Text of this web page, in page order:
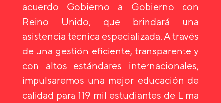
acuerdo Gobierno a Gobierno con
Reino Unido, que brindará una
asistencia técnica especializada. A través
de una gestión eficiente, transparente y
con altos estándares internacionales,
impulsaremos una mejor educación de
calidad para 119 mil estudiantes de Lima